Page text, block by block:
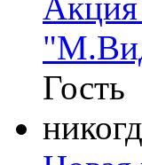
Гость